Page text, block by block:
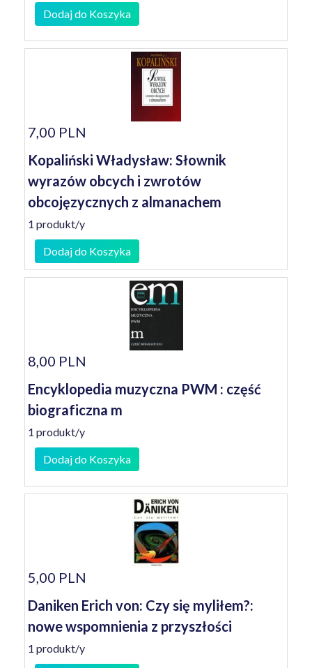
Dodaj do Koszyka
7,00 PLN
Kopaliński Władysław: Słownik
wyrazów obcych i zwrotów
obcojęzycznych z almanachem
1 produkt/y
Dodaj do Koszyka
8,00 PLN
Encyklopedia muzyczna PWM : część
biograficzna m
1 produkt/y
Dodaj do Koszyka
5,00 PLN
Daniken Erich von: Czy się myliłem?:
nowe wspomnienia z przyszłości
1 produkt/y